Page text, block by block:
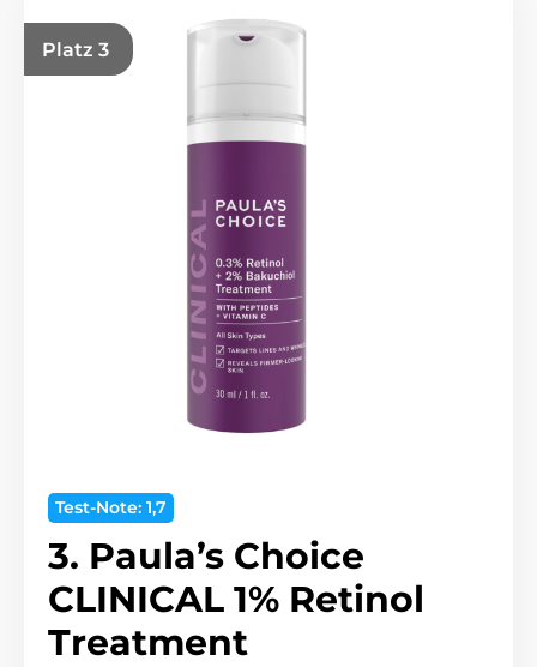
Platz 3
Test-Note: 1,7
3. Paula’s Choice
CLINICAL 1% Retinol
Treatment